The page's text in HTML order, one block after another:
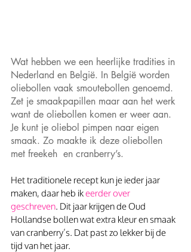
Wat hebben we een heerlijke tradities in
Nederland en België. In België worden
oliebollen vaak smoutebollen genoemd.
Zet je smaakpapillen maar aan het werk
want de oliebollen komen er weer aan.
Je kunt je oliebol pimpen naar eigen
smaak. Zo maakte ik deze oliebollen
met freekeh  en cranberry’s.
Het traditionele recept kun je ieder jaar
maken, daar heb ik eerder over
geschreven. Dit jaar krijgen de Oud
Hollandse bollen wat extra kleur en smaak
van cranberry’s. Dat past zo lekker bij de
tijd van het jaar.